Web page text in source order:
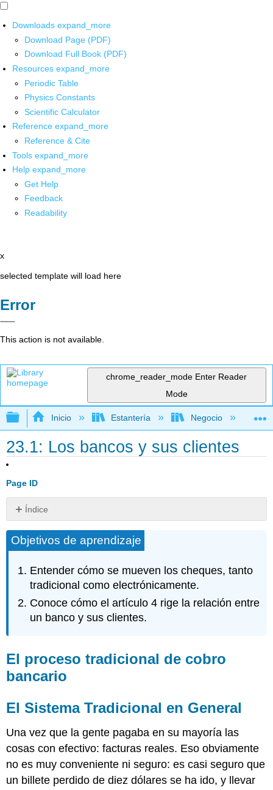
Downloads expand_more
Download Page (PDF)
Download Full Book (PDF)
Resources expand_more
Periodic Table
Physics Constants
Scientific Calculator
Reference expand_more
Reference & Cite
Tools expand_more
Help expand_more
Get Help
Feedback
Readability
x
selected template will load here
Error
This action is not available.
chrome_reader_mode Enter Reader
Mode
Expandir/contraer jerarquía global
Inicio Estantería Negocio
23.1: Los bancos y sus clientes
Page ID
Índice
proceso
tradicional
cobro
bancario
El
Sistema
Terminología
Proceso
cobranza
clientes
mismo
banco
Proceso
Objetivos de aprendizaje
Entender cómo se mueven los cheques, tanto
tradicional como electrónicamente.
Conoce cómo el artículo 4 rige la relación entre
un banco y sus clientes.
El proceso tradicional de cobro
bancario
El Sistema Tradicional en General
Una vez que la gente pagaba en su mayoría las
cosas con efectivo: facturas reales. Eso obviamente
no es muy conveniente ni seguro: es casi seguro que
un billete perdido de diez dólares se ha ido, y llevar